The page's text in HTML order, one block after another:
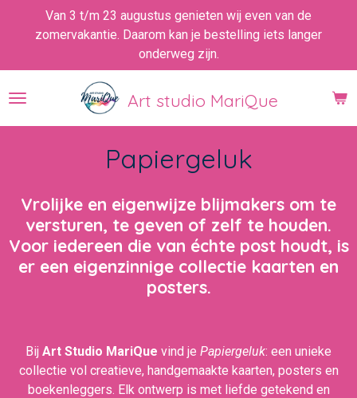
direct
de
hoofdinhoud
Art studio MariQue
Van 3 t/m 23 augustus genieten wij even van de
zomervakantie. Daarom kan je bestelling iets langer
onderweg zijn.
Papiergeluk
Vrolijke en eigenwijze blijmakers om te
versturen, te geven of zelf te houden.
Voor iedereen die van échte post houdt, is
er een eigenzinnige collectie kaarten en
posters.
Bij Art Studio MariQue vind je Papiergeluk: een unieke
collectie vol creatieve, handgemaakte kaarten, posters en
boekenleggers. Elk ontwerp is met liefde getekend en